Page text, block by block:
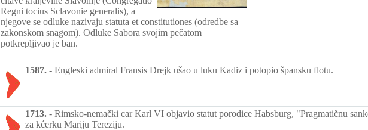
Regni tocius Sclavonie generalis), a
njegove se odluke nazivaju statuta et constitutiones (odredbe sa
zakonskom snagom). Odluke Sabora svojim pečatom
potkrepljivao je ban.
1587. - Engleski admiral Fransis Drejk ušao u luku Kadiz i potopio špansku flotu.
1713. - Rimsko-nemački car Karl VI objavio statut porodice Habsburg, "Pragmatičnu
za kćerku Mariju Tereziju.